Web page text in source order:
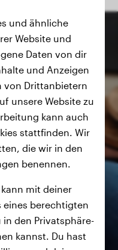
und ähnliche
Website und
Daten von dir
und Anzeigen
von Drittanbietern
unsere Website zu
kann auch
stattfinden. Wir
die wir in den
benennen.
mit deiner
eines berechtigten
den Privatsphäre-
kannst. Du hast